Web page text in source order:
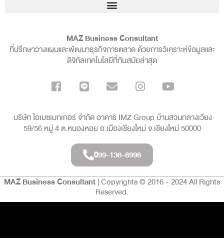
MAZ Business Consultant
ที่ปรึกษาวางแผนและพัฒนาธุรกิจการตลาด ด้วยการวิเคราะห์ข้อมูลและ
ดิจิทัลเทคโนโลยีที่ทันสมัยล่าสุด
บริษัท ไอเมซเมกเกอร์ จำกัด อาคาร IMZ Group บ้านสวนกลางเวียง
59/56 หมู่ 4 ต.หนองหอย อ.เมืองเชียงใหม่ จ.เชียงใหม่ 50000
099-136-8998
MAZ Business Consultant| Copyrights © 2016 - 2024 All Rights
Reserved.